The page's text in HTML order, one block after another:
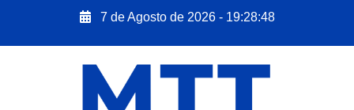
7 de Agosto de 2026 - 19:28:50